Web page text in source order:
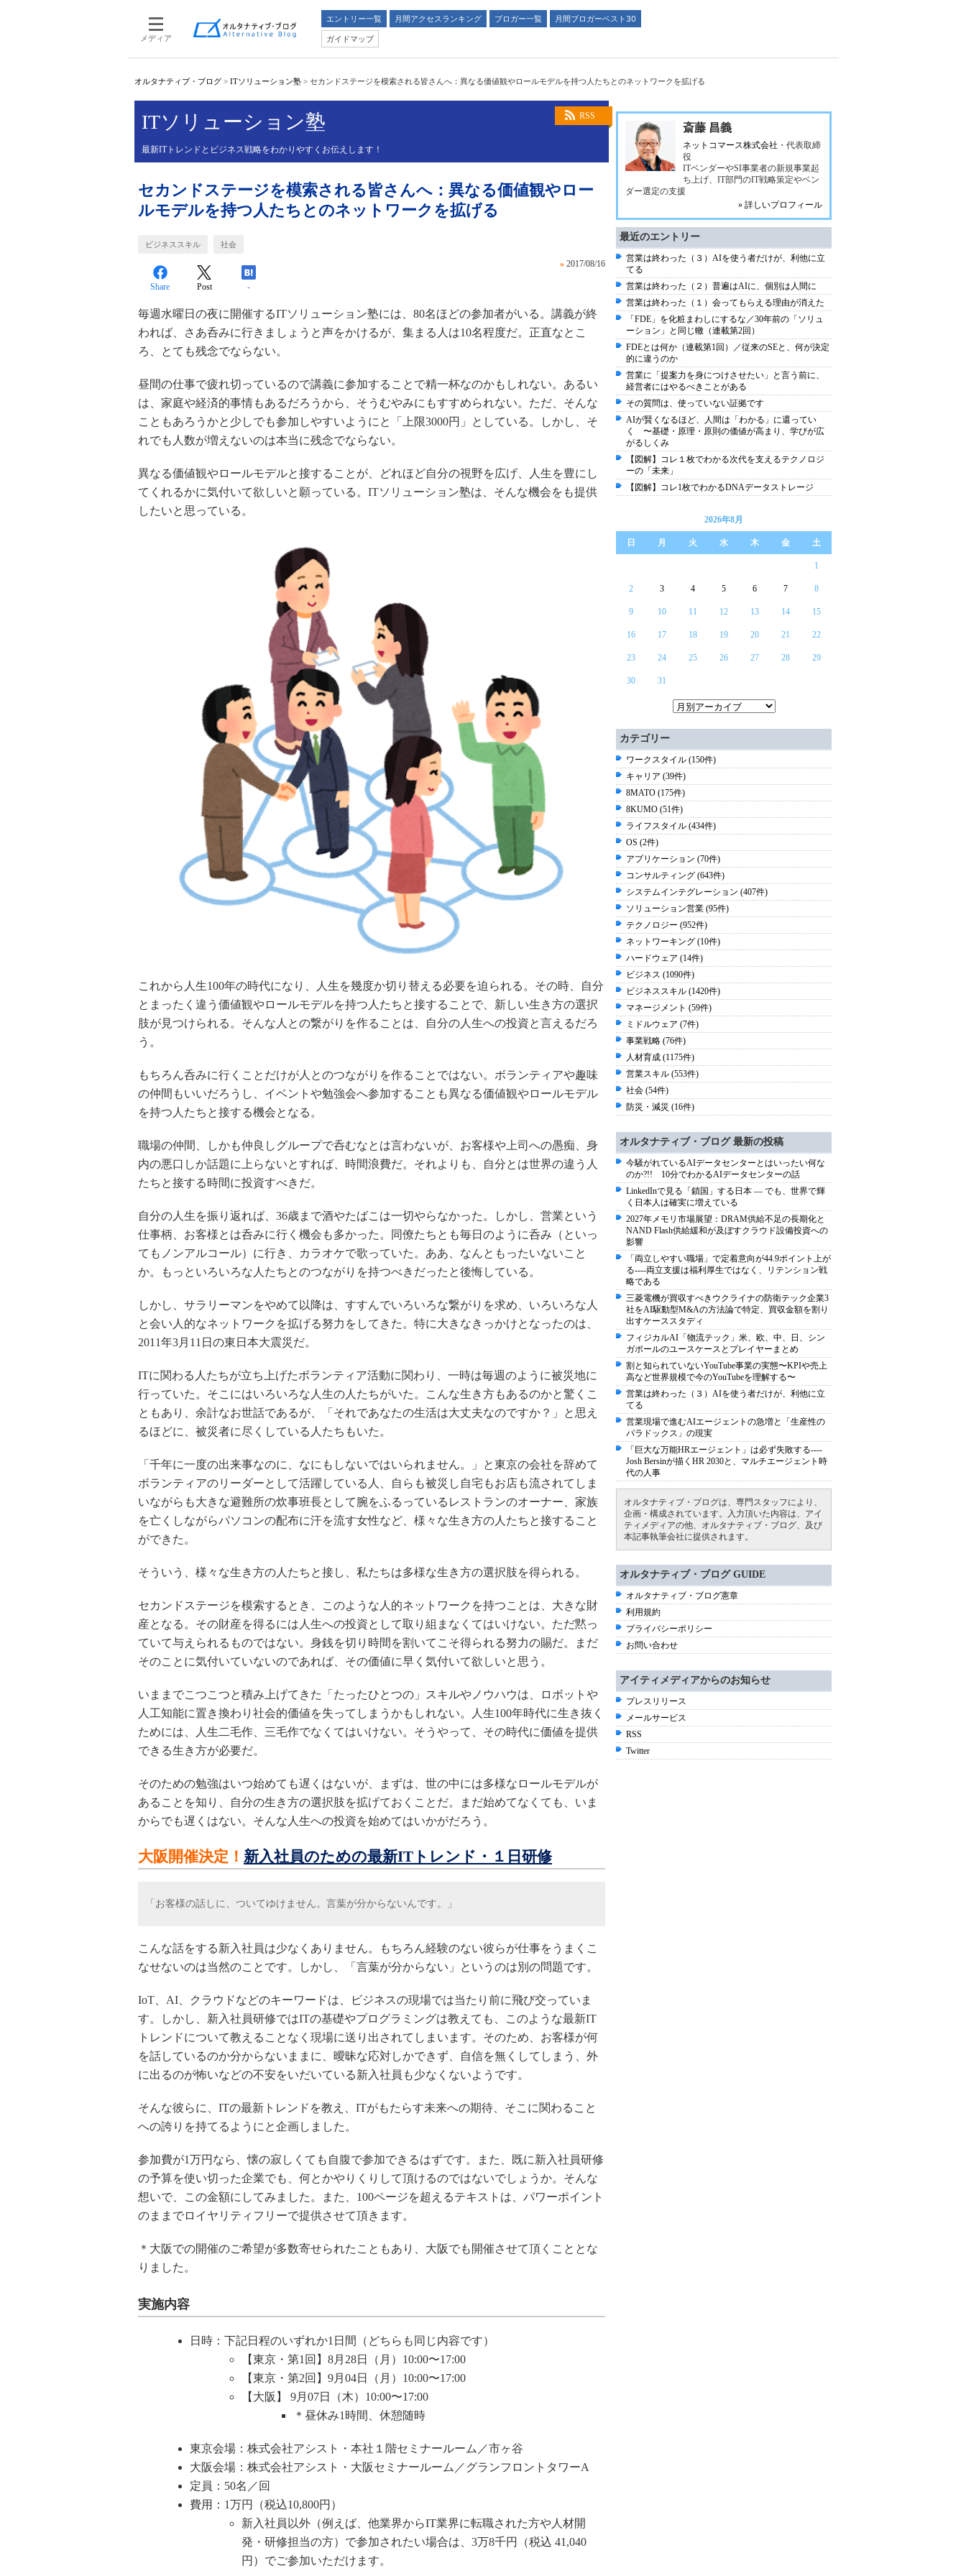
メディア
エントリー一覧 月間アクセスランキング ブロガー一覧
月間ブロガーベスト30
ガイドマップ
オルタナティブ・ブログ > ITソリューション塾 > セカンドステージを模索される皆さんへ：異なる価値観やロールモデルを持つ人たちとのネットワークを拡げる
RSS
ITソリューション塾
最新ITトレンドとビジネス戦略をわかりやすくお伝えします！
セカンドステージを模索される皆さんへ：異なる価値観やロー
ルモデルを持つ人たちとのネットワークを拡げる
ビジネススキル 社会
» 2017/08/16
Share Post -
毎週水曜日の夜に開催するITソリューション塾には、80名ほどの参加者がいる。講義が終
われば、さあ呑みに行きましょうと声をかけるが、集まる人は10名程度だ。正直なとこ
ろ、とても残念でならない。
昼間の仕事で疲れ切っているので講義に参加することで精一杯なのかもしれない。あるい
は、家庭や経済的事情もあるだろうから、そうむやみにもすすめられない。ただ、そんな
こともあろうかと少しでも参加しやすいようにと「上限3000円」としている。しかし、そ
れでも人数が増えないのは本当に残念でならない。
異なる価値観やロールモデルと接することが、どれほど自分の視野を広げ、人生を豊にし
てくれるかに気付いて欲しいと願っている。ITソリューション塾は、そんな機会をも提供
したいと思っている。
これから人生100年の時代になり、人生を幾度か切り替える必要を迫られる。その時、自分
とまったく違う価値観やロールモデルを持つ人たちと接することで、新しい生き方の選択
肢が見つけられる。そんな人との繋がりを作ることは、自分の人生への投資と言えるだろ
う。
もちろん呑みに行くことだけが人とのつながりを作ることではない。ボランティアや趣味
の仲間もいいだろうし、イベントや勉強会へ参加することも異なる価値観やロールモデル
を持つ人たちと接する機会となる。
職場の仲間、しかも仲良しグループで呑むなとは言わないが、お客様や上司への愚痴、身
内の悪口しか話題に上らないとすれば、時間浪費だ。それよりも、自分とは世界の違う人
たちと接する時間に投資すべきだ。
自分の人生を振り返れば、36歳まで酒やたばこは一切やらなかった。しかし、営業という
仕事柄、お客様とは呑みに行く機会も多かった。同僚たちとも毎日のように呑み（といっ
てもノンアルコール）に行き、カラオケで歌っていた。ああ、なんともったいないこと
か。もっといろいろな人たちとのつながりを持つべきだったと後悔している。
しかし、サラリーマンをやめて以降は、すすんでいろいろな繋がりを求め、いろいろな人
と会い人的なネットワークを拡げる努力をしてきた。特に大きなきっかけとなったのは、
2011年3月11日の東日本大震災だ。
ITに関わる人たちが立ち上げたボランティア活動に関わり、一時は毎週のように被災地に
行っていた。そこにはいろいろな人生の人たちがいた。こんな生き方もあるのかと驚くこ
ともあり、余計なお世話であるが、「それであなたの生活は大丈夫なのですか？」と思え
るほどに、被災者に尽くしている人たちもいた。
「千年に一度の出来事なのに、なにもしないではいられません。」と東京の会社を辞めて
ボランティアのリーダーとして活躍している人、自らも被災し自宅もお店も流されてしま
いながらも大きな避難所の炊事班長として腕をふるっているレストランのオーナー、家族
を亡くしながらパソコンの配布に汗を流す女性など、様々な生き方の人たちと接すること
ができた。
そういう、様々な生き方の人たちと接し、私たちは多様な生き方の選択肢を得られる。
セカンドステージを模索するとき、このような人的ネットワークを持つことは、大きな財
産となる。その財産を得るには人生への投資として取り組まなくてはいけない。ただ黙っ
ていて与えられるものではない。身銭を切り時間を割いてこそ得られる努力の賜だ。まだ
そのことに気付いていないのであれば、その価値に早く気付いて欲しいと思う。
いままでこつこつと積み上げてきた「たったひとつの」スキルやノウハウは、ロボットや
人工知能に置き換わり社会的価値を失ってしまうかもしれない。人生100年時代に生き抜く
ためには、人生二毛作、三毛作でなくてはいけない。そうやって、その時代に価値を提供
できる生き方が必要だ。
そのための勉強はいつ始めても遅くはないが、まずは、世の中には多様なロールモデルが
あることを知り、自分の生き方の選択肢を拡げておくことだ。まだ始めてなくても、いま
からでも遅くはない。そんな人生への投資を始めてはいかがだろう。
大阪開催決定！ 新入社員のための最新ITトレンド・１日研修
「お客様の話しに、ついてゆけません。言葉が分からないんです。」
こんな話をする新入社員は少なくありません。もちろん経験のない彼らが仕事をうまくこ
なせないのは当然のことです。しかし、「言葉が分からない」というのは別の問題です。
IoT、AI、クラウドなどのキーワードは、ビジネスの現場では当たり前に飛び交っていま
す。しかし、新入社員研修ではITの基礎やプログラミングは教えても、このような最新IT
トレンドについて教えることなく現場に送り出されてしまいます。そのため、お客様が何
を話しているのか分からないままに、曖昧な応対しかできず、自信を無くしてしまう、外
に出るのが怖いなどの不安をいだいている新入社員も少なくないようです。
そんな彼らに、ITの最新トレンドを教え、ITがもたらす未来への期待、そこに関わること
への誇りを持てるようにと企画しました。
参加費が1万円なら、懐の寂しくても自腹で参加できるはずです。また、既に新入社員研修
の予算を使い切った企業でも、何とかやりくりして頂けるのではないでしょうか。そんな
想いで、この金額にしてみました。また、100ページを超えるテキストは、パワーポイント
のままでロイヤリティフリーで提供させて頂きます。
＊大阪での開催のご希望が多数寄せられたこともあり、大阪でも開催させて頂くこととな
りました。
実施内容
日時：下記日程のいずれか1日間（どちらも同じ内容です）
【東京・第1回】8月28日（月）10:00〜17:00
【東京・第2回】9月04日（月）10:00〜17:00
【大阪】 9月07日（木）10:00〜17:00
＊昼休み1時間、休憩随時
東京会場：株式会社アシスト・本社１階セミナールーム／市ヶ谷
大阪会場：株式会社アシスト・大阪セミナールーム／グランフロントタワーA
定員：50名／回
費用：1万円（税込10,800円）
新入社員以外（例えば、他業界からIT業界に転職された方や人材開
発・研修担当の方）で参加されたい場合は、3万8千円（税込 41,040
円）でご参加いただけます。
斎藤 昌義
ネットコマース株式会社 ・代表取締
役
ITベンダーやSI事業者の新規事業起
ち上げ、IT部門のIT戦略策定やベン
ダー選定の支援
» 詳しいプロフィール
最近のエントリー
営業は終わった（３）AIを使う者だけが、利他に立
てる
営業は終わった（２）普遍はAIに、個別は人間に
営業は終わった（１）会ってもらえる理由が消えた
「FDE」を化粧まわしにするな／30年前の「ソリュ
ーション」と同じ轍（連載第2回）
FDEとは何か（連載第1回）／従来のSEと、何が決定
的に違うのか
営業に「提案力を身につけさせたい」と言う前に、
経営者にはやるべきことがある
その質問は、使っていない証拠です
AIが賢くなるほど、人間は「わかる」に還ってい
く 〜基礎・原理・原則の価値が高まり、学びが広
がるしくみ
【図解】コレ１枚でわかる次代を支えるテクノロジ
ーの「未来」
【図解】コレ1枚でわかるDNAデータストレージ
2026年8月
日 月 火 水 木 金 土
1
2 3 4 5 6 7 8
9 10 11 12 13 14 15
16 17 18 19 20 21 22
23 24 25 26 27 28 29
30 31
カテゴリー
ワークスタイル (150件)
キャリア (39件)
8MATO (175件)
8KUMO (51件)
ライフスタイル (434件)
OS (2件)
アプリケーション (70件)
コンサルティング (643件)
システムインテグレーション (407件)
ソリューション営業 (95件)
テクノロジー (952件)
ネットワーキング (10件)
ハードウェア (14件)
ビジネス (1090件)
ビジネススキル (1420件)
マネージメント (59件)
ミドルウェア (7件)
事業戦略 (76件)
人材育成 (1175件)
営業スキル (553件)
社会 (54件)
防災・減災 (16件)
オルタナティブ・ブログ 最新の投稿
今騒がれているAIデータセンターとはいったい何な
のか?!! 10分でわかるAIデータセンターの話
LinkedInで見る「鎖国」する日本 ― でも、世界で輝
く日本人は確実に増えている
2027年メモリ市場展望：DRAM供給不足の長期化と
NAND Flash供給緩和が及ぼすクラウド設備投資への
影響
「両立しやすい職場」で定着意向が44.9ポイント上が
る----両立支援は福利厚生ではなく、リテンション戦
略である
三菱電機が買収すべきウクライナの防衛テック企業3
社をAI駆動型M&Aの方法論で特定、買収金額を割り
出すケーススタディ
フィジカルAI「物流テック」米、欧、中、日、シン
ガポールのユースケースとプレイヤーまとめ
割と知られていないYouTube事業の実態〜KPIや売上
高など世界規模で今のYouTubeを理解する〜
営業は終わった（３）AIを使う者だけが、利他に立
てる
営業現場で進むAIエージェントの急増と「生産性の
パラドックス」の現実
「巨大な万能HRエージェント」は必ず失敗する----
Josh Bersinが描くHR 2030と、マルチエージェント時
代の人事
オルタナティブ・ブログは、専門スタッフにより、
企画・構成されています。入力頂いた内容は、アイ
ティメディアの他、オルタナティブ・ブログ、及び
本記事執筆会社に提供されます。
オルタナティブ・ブログ GUIDE
オルタナティブ・ブログ憲章
利用規約
プライバシーポリシー
お問い合わせ
アイティメディアからのお知らせ
プレスリリース
メールサービス
RSS
Twitter